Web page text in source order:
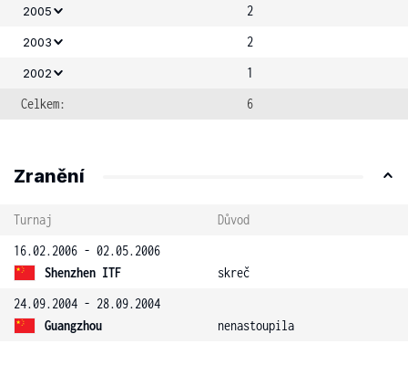
2005 2
2003 2
2002
1
Celkem:
6
Zranění
Turnaj
Důvod
16.02.2006 - 02.05.2006
Shenzhen ITF
skreč
24.09.2004 - 28.09.2004
Guangzhou
nenastoupila